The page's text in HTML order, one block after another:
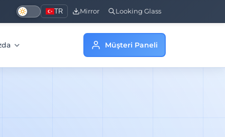
TR Mirror Looking Glass
Müşteri Paneli